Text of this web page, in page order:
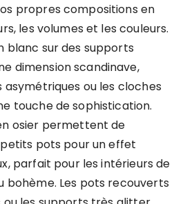
propres compositions en
les volumes et les couleurs.
blanc sur des supports
dimension scandinave,
asymétriques ou les cloches
touche de sophistication.
osier permettent de
pots pour un effet
parfait pour les intérieurs de
bohème. Les pots recouverts